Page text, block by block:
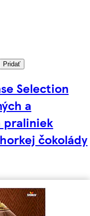
Pridať
Selection
a
praliniek
čokolády